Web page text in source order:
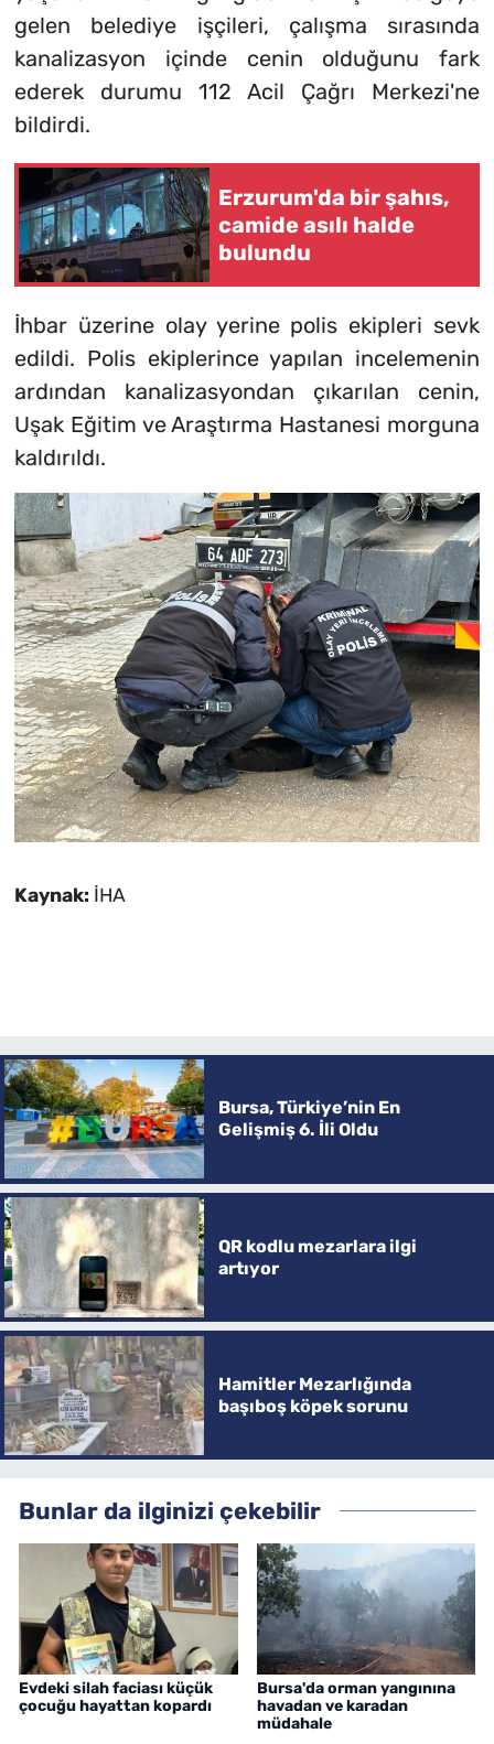
gelen belediye işçileri, çalışma sırasında
kanalizasyon içinde cenin olduğunu fark
ederek durumu 112 Acil Çağrı Merkezi'ne
bildirdi.
Erzurum'da bir şahıs,
camide asılı halde
bulundu
İhbar üzerine olay yerine polis ekipleri sevk
edildi. Polis ekiplerince yapılan incelemenin
ardından kanalizasyondan çıkarılan cenin,
Uşak Eğitim ve Araştırma Hastanesi morguna
kaldırıldı.
Kaynak: İHA
Bursa, Türkiye’nin En
Gelişmiş 6. İli Oldu
QR kodlu mezarlara ilgi
artıyor
Hamitler Mezarlığında
başıboş köpek sorunu
Bunlar da ilginizi çekebilir
Evdeki silah faciası küçük
çocuğu hayattan kopardı
Bursa'da orman yangınına
havadan ve karadan
müdahale